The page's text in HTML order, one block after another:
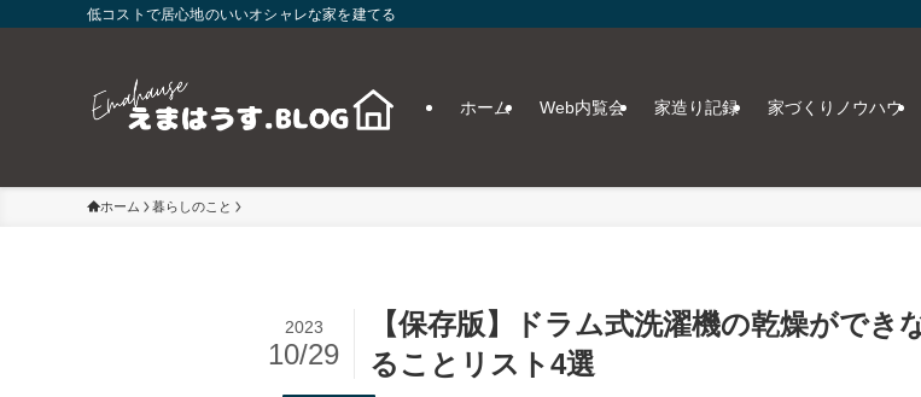
低コストで居心地のいいオシャレな家を建てる
ホーム Web内覧会 家造り記録 家づくりノウハウ
ホーム 暮らしのこと
【保存版】ドラム式洗濯機の乾燥がで
ることリスト4選
2023
10/29